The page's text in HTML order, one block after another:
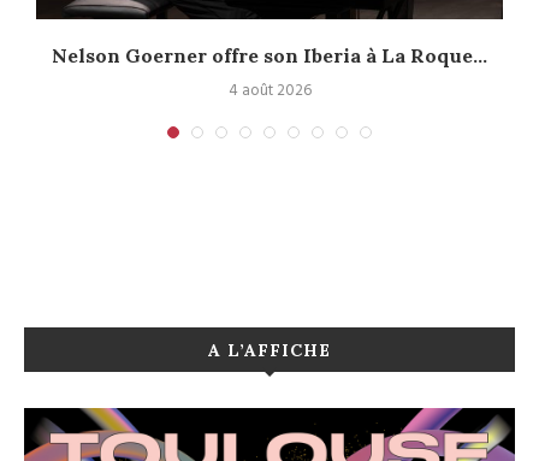
Nelson Goerner offre son Iberia à La Roque...
4 août 2026
A L’AFFICHE